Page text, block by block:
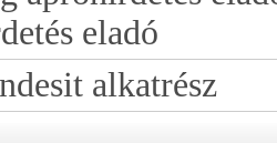
eladó
alkatrész